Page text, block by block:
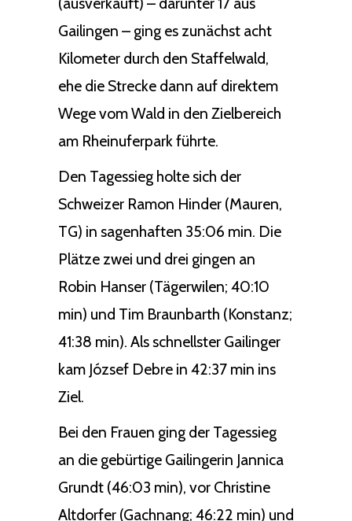
Gailingen – ging es zunächst acht
Kilometer durch den Staffelwald,
ehe die Strecke dann auf direktem
Wege vom Wald in den Zielbereich
am Rheinuferpark führte.
Den Tagessieg holte sich der
Schweizer Ramon Hinder (Mauren,
TG) in sagenhaften 35:06 min. Die
Plätze zwei und drei gingen an
Robin Hanser (Tägerwilen; 40:10
min) und Tim Braunbarth (Konstanz;
41:38 min). Als schnellster Gailinger
kam József Debre in 42:37 min ins
Ziel.
Bei den Frauen ging der Tagessieg
an die gebürtige Gailingerin Jannica
Grundt (46:03 min), vor Christine
Altdorfer (Gachnang; 46:22 min) und